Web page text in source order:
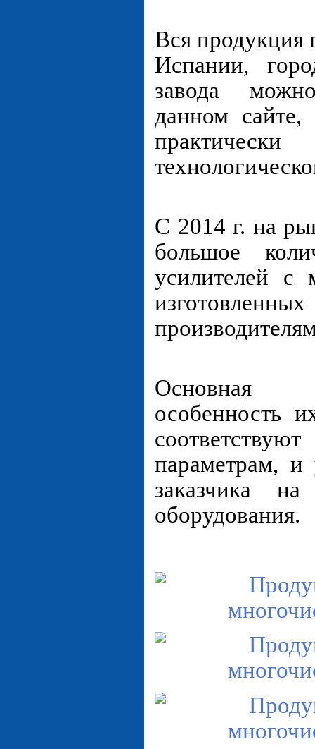
Вся продукция
Испании,
завода
данном
С 2014 г. на
большое
усилителей с
Основная
особенность
параметрам, и
заказчика
оборудования.